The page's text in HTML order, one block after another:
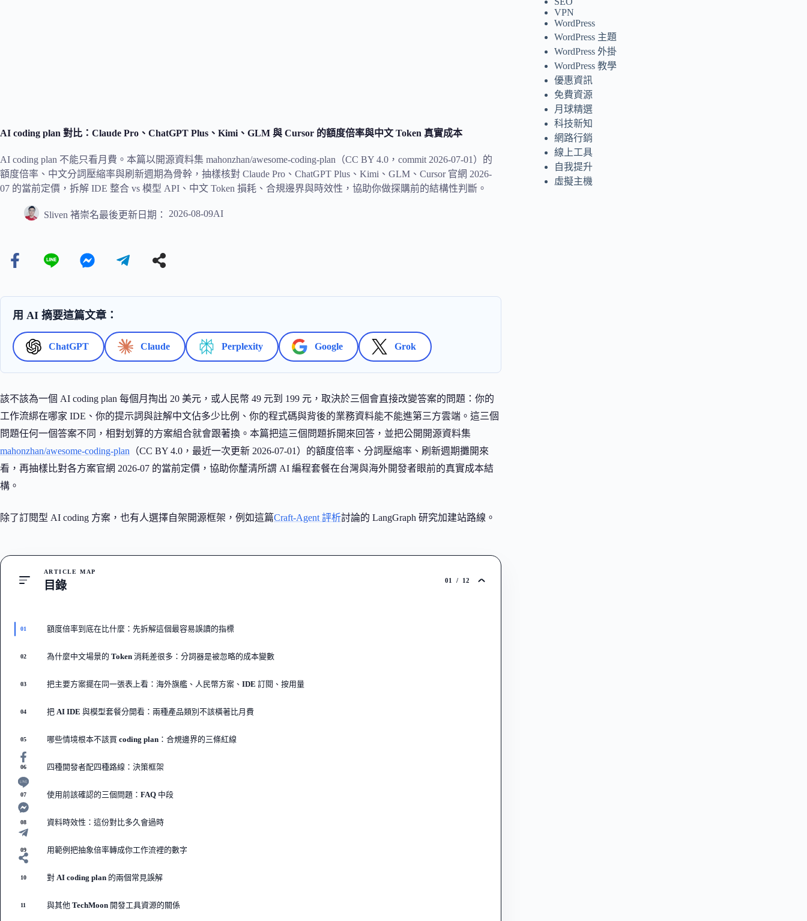
AI coding plan 對比：Claude Pro、ChatGPT Plus、Kimi、GLM 與 Cursor 的額度倍率與中文 Token 真實成本
AI coding plan 不能只看月費。本篇以開源資料集 mahonzhan/awesome-coding-plan（CC BY 4.0，commit 2026-07-01）的
額度倍率、中文分詞壓縮率與刷新週期為骨幹，抽樣核對 Claude Pro、ChatGPT Plus、Kimi、GLM、Cursor 官網 2026-
07 的當前定價，拆解 IDE 整合 vs 模型 API、中文 Token 損耗、合規邊界與時效性，協助你做探購前的結構性判斷。
Sliven 褚崇名最後更新日期： 2026-08-09AI
用 AI 摘要這篇文章：
ChatGPT Claude Perplexity Google Grok
該不該為一個 AI coding plan 每個月掏出 20 美元，或人民幣 49 元到 199 元，取決於三個會直接改變答案的問題：你的
工作流綁在哪家 IDE、你的提示詞與註解中文佔多少比例、你的程式碼與背後的業務資料能不能進第三方雲端。這三個
問題任何一個答案不同，相對划算的方案組合就會跟著換。本篇把這三個問題拆開來回答，並把公開開源資料集
mahonzhan/awesome-coding-plan （CC BY 4.0，最近一次更新 2026-07-01）的額度倍率、分詞壓縮率、刷新週期攤開來
看，再抽樣比對各方案官網 2026-07 的當前定價，協助你釐清所謂 AI 編程套餐在台灣與海外開發者眼前的真實成本結
構。
除了訂閱型 AI coding 方案，也有人選擇自架開源框架，例如這篇Craft-Agent 評析討論的 LangGraph 研究加建站路線。
ARTICLE MAP
目錄 01 / 12
01 額度倍率到底在比什麼：先拆解這個最容易誤讀的指標
02 為什麼中文場景的 Token 消耗差很多：分詞器是被忽略的成本變數
03 把主要方案擺在同一張表上看：海外旗艦、人民幣方案、IDE 訂閱、按用量
04 把 AI IDE 與模型套餐分開看：兩種產品類別不該橫著比月費
05 哪些情境根本不該買 coding plan：合規邊界的三條紅線
06 四種開發者配四種路線：決策框架
07 使用前該確認的三個問題：FAQ 中段
08 資料時效性：這份對比多久會過時
09 用範例把抽象倍率轉成你工作流裡的數字
10 對 AI coding plan 的兩個常見誤解
11 與其他 TechMoon 開發工具資源的關係
VPN
WordPress
WordPress 主題
WordPress 外掛
WordPress 教學
優惠資訊
免費資源
月球精選
科技新知
網路行銷
線上工具
自我提升
虛擬主機